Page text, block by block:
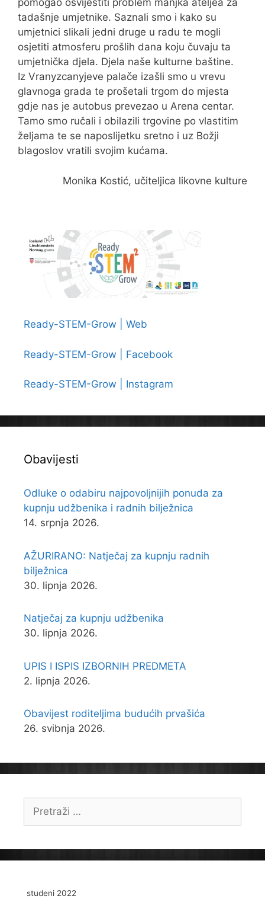
pomogao osvijestiti problem manjka ateljea za
tadašnje umjetnike. Saznali smo i kako su
umjetnici slikali jedni druge u radu te mogli
osjetiti atmosferu prošlih dana koju čuvaju ta
umjetnička djela. Djela naše kulturne baštine.
Iz Vranyzcanyjeve palače izašli smo u vrevu
glavnoga grada te prošetali trgom do mjesta
gdje nas je autobus prevezao u Arena centar.
Tamo smo ručali i obilazili trgovine po vlastitim
željama te se naposlijetku sretno i uz Božji
blagoslov vratili svojim kućama.
Monika Kostić, učiteljica likovne kulture
Ready-STEM-Grow | Web
Ready-STEM-Grow | Facebook
Ready-STEM-Grow | Instagram
Obavijesti
Odluke o odabiru najpovoljnijih ponuda za
kupnju udžbenika i radnih bilježnica
14. srpnja 2026.
AŽURIRANO: Natječaj za kupnju radnih
bilježnica
30. lipnja 2026.
Natječaj za kupnju udžbenika
30. lipnja 2026.
UPIS I ISPIS IZBORNIH PREDMETA
2. lipnja 2026.
Obavijest roditeljima budućih prvašića
26. svibnja 2026.
Pretraži:
studeni 2022